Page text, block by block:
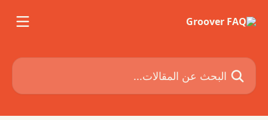
البحث عن المقالات...